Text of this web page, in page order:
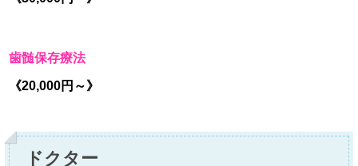
歯髄保存療法
《20,000円～》
ドクター